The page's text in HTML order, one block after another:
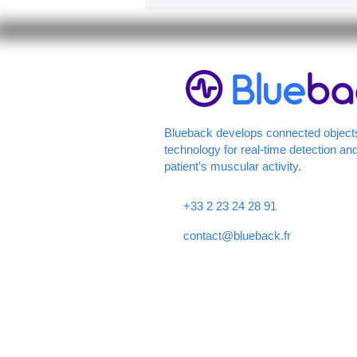
A
Blueback develops connected
technology for real-time detection
patient's muscular activity.
+33 2 23 24 28 91
contact@blueback.fr